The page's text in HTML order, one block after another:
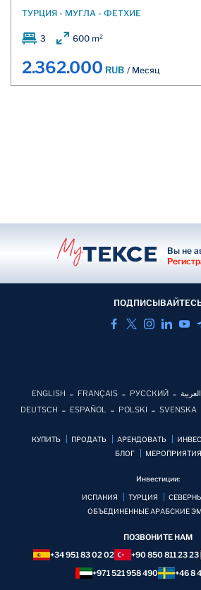
ТУРЦИЯ - МУГЛА - ФЕТХИЕ
3 600 m²
2.362.000 RUB / Месяц
Вы не
ENGLISH FRANÇAIS РУССКИЙ العربية
DEUTSCH
ESPAÑOL POLSKI SVENSKA
КУПИТЬ ПРОДАТЬ АРЕНДОВАТЬ
БЛОГ
MЕРОПРИЯТИЯ
Инвестиции:
ИСПАНИЯ ТУРЦИЯ
ОБЪЕДИНЕННЫЕ АРАБСКИЕ
ПОЗВОНИТЕ НАМ
+34 951 83 02 02
+90 850 811 23 23
+971 521 958 490
+46 8